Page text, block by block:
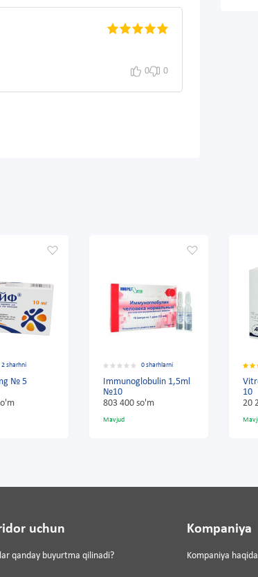
0 0
Immunoglobulin 1,5ml
Vitreus tanasi 2ml №
uchun
qanday buyurtma qilinadi?
Kompaniya
Kompaniya haqida